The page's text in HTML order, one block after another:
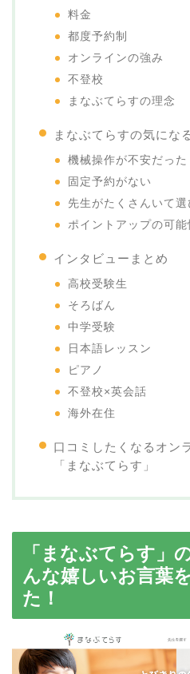
料金
都度予約制
オンラインの強み
不登校
まなぶてらすの理念
まなぶてらすの気にな
機械操作が不安だった
固定予約がない
先生がたくさんいて選
ポイントアップの可能
インタビューまとめ
高校受験生
そろばん
中学受験
日本語レッスン
ピアノ
不登校×英会話
海外在住
口コミしたくなるオン
「まなぶてらす」
「まなぶてらす」
んな嬉しいお言葉
た！